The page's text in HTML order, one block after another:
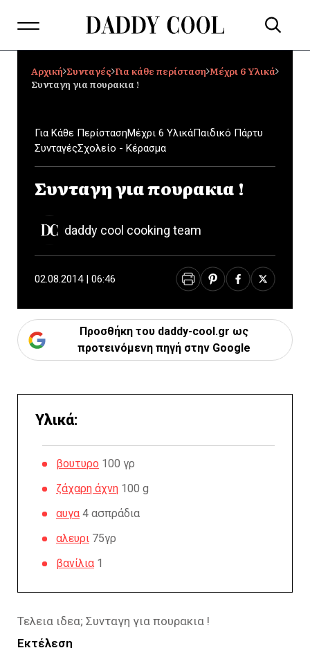
Αρχική Συνταγές Για κάθε περίσταση Μέχρι 6 Υλικά
Συνταγη για πουρακια !
Για Κάθε ΠερίστασηΜέχρι 6 ΥλικάΠαιδικό Πάρτυ
ΣυνταγέςΣχολείο - Κέρασμα
Συνταγη για πουρακια !
daddy cool cooking team
02.08.2014 | 06:46
Προσθήκη του daddy-cool.gr ως
προτεινόμενη πηγή στην Google
Υλικά:
βουτυρο 100 γρ
ζάχαρη άχνη 100 g
αυγα 4 ασπράδια
αλευρι 75γρ
βανίλια 1
Τελεια ιδεα; Συνταγη για πουρακια !
Εκτέλεση